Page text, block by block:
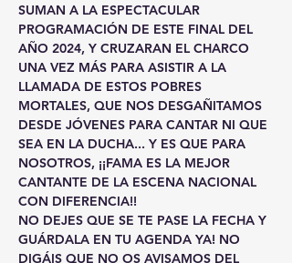
SUMAN A LA ESPECTACULAR
PROGRAMACIÓN DE ESTE FINAL DEL
AÑO 2024, Y CRUZARAN EL CHARCO
UNA VEZ MÁS PARA ASISTIR A LA
LLAMADA DE ESTOS POBRES
MORTALES, QUE NOS DESGAÑITAMOS
DESDE JÓVENES PARA CANTAR NI QUE
SEA EN LA DUCHA... Y ES QUE PARA
NOSOTROS, ¡¡FAMA ES LA MEJOR
CANTANTE DE LA ESCENA NACIONAL
CON DIFERENCIA!!
NO DEJES QUE SE TE PASE LA FECHA Y
GUÁRDALA EN TU AGENDA YA! NO
DIGÁIS QUE NO OS AVISAMOS DEL